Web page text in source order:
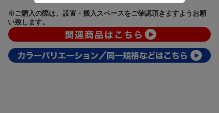
※ご購入の際は、設置・搬入スペースをご確認頂きますようお願
い致します。